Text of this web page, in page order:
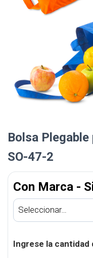
Bolsa Plegable
SO-47-2
Con Marca -
Ingrese la